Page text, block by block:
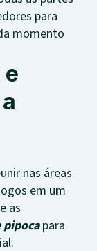
para
momento
e
nas áreas
em um
as
para